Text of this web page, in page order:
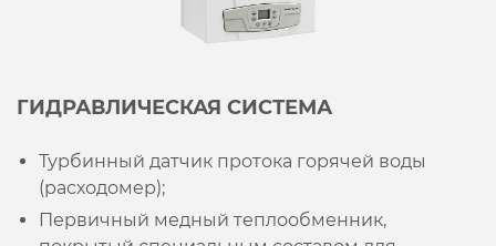
ГИДРАВЛИЧЕСКАЯ СИСТЕМА
Турбинный датчик протока горячей воды
(расходомер);
Первичный медный теплообменник,